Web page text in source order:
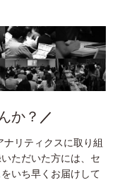
課題発見
Cookie
ンサイドセールス
SFA
バシー保護
モバイルアプリ
Tableau
広告
P-MAX
か？
ナリティクスに取り組
ただいた方には、セ
いち早くお届けして